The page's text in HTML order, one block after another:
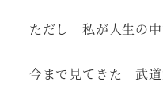
ただし 私が人生の
今まで見てきた 武